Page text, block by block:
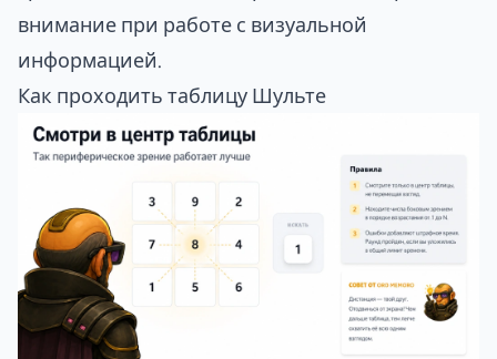
внимание при работе с визуальной
информацией.
Как проходить таблицу Шульте